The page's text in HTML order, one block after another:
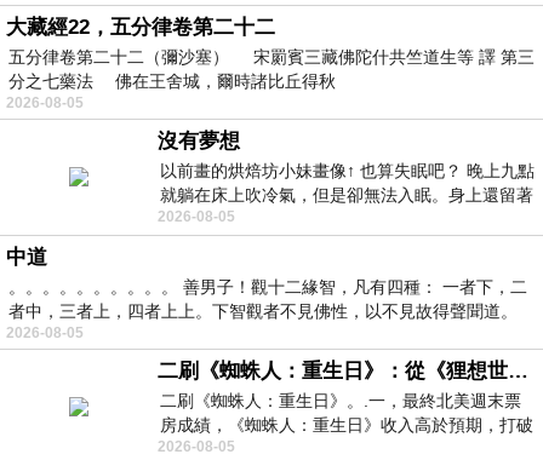
大藏經22，五分律卷第二十二
五分律卷第二十二（彌沙塞） 宋罽賓三藏佛陀什共竺道生等 譯 第三
分之七藥法 佛在王舍城，爾時諸比丘得秋
2026-08-05
沒有夢想
以前畫的烘焙坊小妹畫像↑ 也算失眠吧？ 晚上九點
就躺在床上吹冷氣，但是卻無法入眠。身上還留著
四點多跑的六公里的疲
2026-08-05
中道
。。。。。。。。。。 善男子！觀十二緣智，凡有四種： 一者下，二
者中，三者上，四者上上。下智觀者不見佛性，以不見故得聲聞道。
2026-08-05
二刷《蜘蛛人：重生日》：從《狸想世界》到《怪奇物語》
二刷《蜘蛛人：重生日》。.一，最終北美週末票
房成績，《蜘蛛人：重生日》收入高於預期，打破
《復仇者聯盟：終局之戰》記錄，成為
2026-08-05